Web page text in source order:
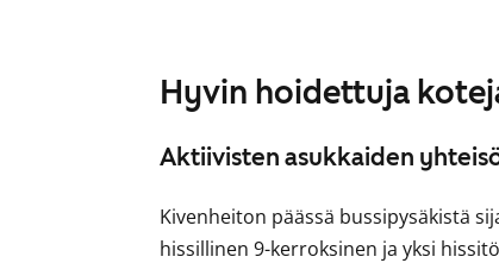
Hyvin hoidettuja
Aktiivisten asukkaiden
Kivenheiton päässä bussipysäkistä
hissillinen 9-kerroksinen ja yksi